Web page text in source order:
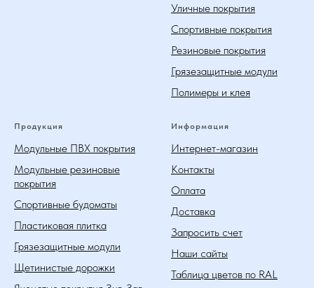
Уличные покрытия
Спортивные покрытия
Резиновые покрытия
Грязезащитные модули
Полимеры и клея
Продукция
Модульные ПВХ покрытия
Модульные резиновые
покрытия
Спортивные будоматы
Пластиковая плитка
Грязезащитные модули
Щетинистые дорожки
Информация
Интернет-магазин
Контакты
Оплата
Доставка
Запросить счет
Наши сайты
Таблица цветов по RAL